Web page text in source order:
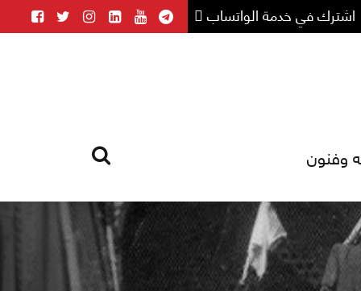
اشترك في خدمة الواتساب
وفنون